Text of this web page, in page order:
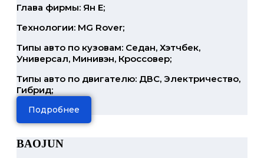
Глава фирмы: Ян Е;
Технологии: MG Rover;
Типы авто по кузовам: Седан, Хэтчбек,
Универсал, Минивэн, Кроссовер;
Типы авто по двигателю: ДВС, Электричество,
Гибрид;
Подробнее
BAOJUN